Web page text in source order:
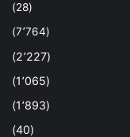
(28)
(7٬764)
(2٬227)
(1٬065)
(1٬893)
(40)